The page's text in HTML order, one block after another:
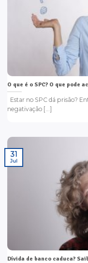
O que é o SPC? O que pode
Estar no SPC dá prisão?
negativação [...]
Dívida de banco caduca?
31
Jul